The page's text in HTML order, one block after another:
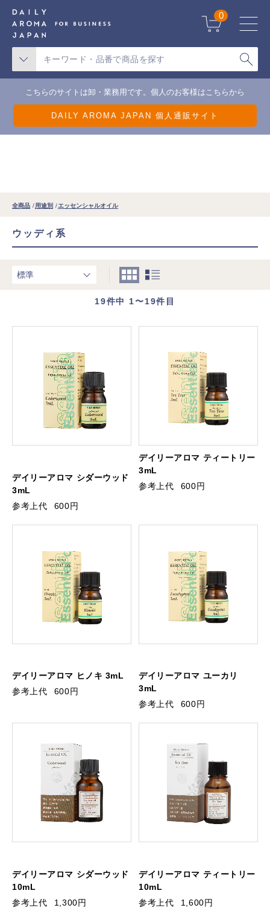
こちらのサイトは卸・業務用です。個人のお客様はこちらから
DAILY AROMA JAPAN 個人通販サイト
0
全商品 用途別 エッセンシャルオイル
ウッディ系
19件中 1〜19件目
デイリーアロマ シダーウッド
3mL
参考上代
600円
デイリーアロマ ティートリー
3mL
参考上代
600円
デイリーアロマ ヒノキ 3mL
参考上代
600円
デイリーアロマ ユーカリ
3mL
参考上代
600円
デイリーアロマ シダーウッド
10mL
参考上代
1,300円
デイリーアロマ ティートリー
10mL
参考上代
1,600円